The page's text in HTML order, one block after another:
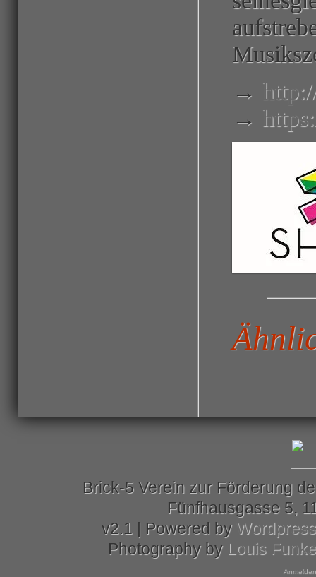
→
→
Brick-5 Verein zur Förderung
Fünfhausgasse 5,
v2.1 | Powered by Wordpress
Photography by Louis Funke
Anmelden